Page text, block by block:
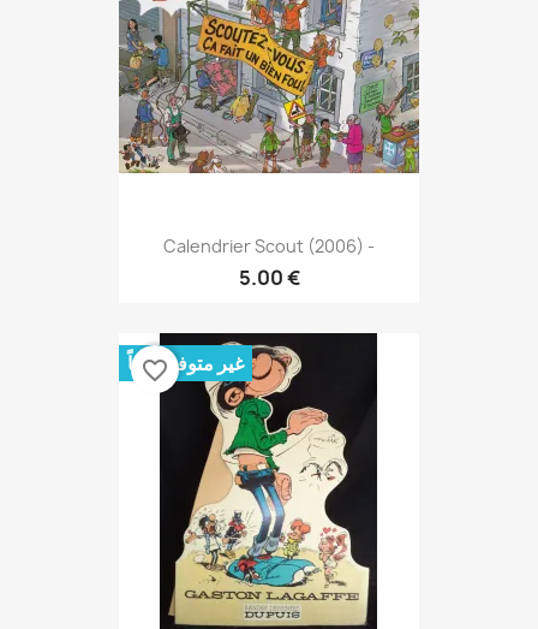
Calendrier Scout (2006) -
5.00 €
غير متوفر حالياً
favorite_border